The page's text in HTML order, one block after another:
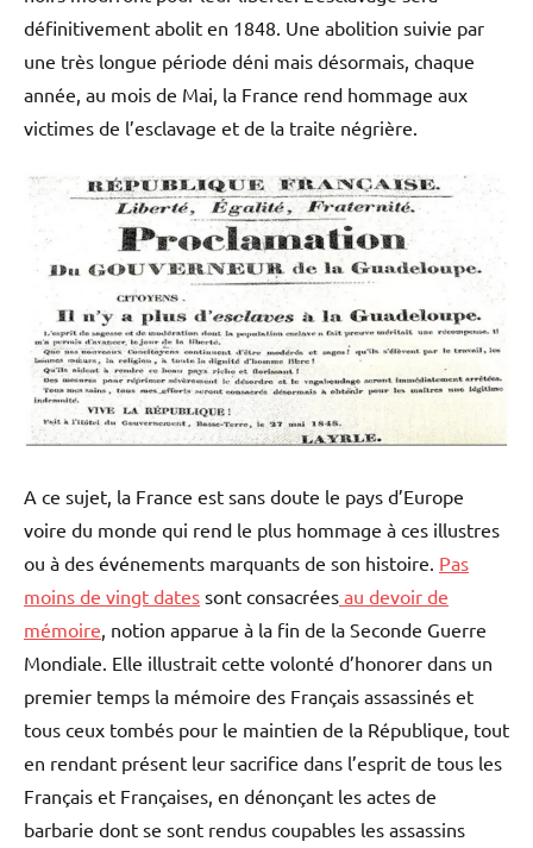
définitivement abolit en 1848. Une abolition suivie par
une très longue période déni mais désormais, chaque
année, au mois de Mai, la France rend hommage aux
victimes de l’esclavage et de la traite négrière.
A ce sujet, la France est sans doute le pays d’Europe
voire du monde qui rend le plus hommage à ces illustres
ou à des événements marquants de son histoire. Pas
moins de vingt dates sont consacrées au devoir de
mémoire , notion apparue à la fin de la Seconde Guerre
Mondiale. Elle illustrait cette volonté d’honorer dans un
premier temps la mémoire des Français assassinés et
tous ceux tombés pour le maintien de la République, tout
en rendant présent leur sacrifice dans l’esprit de tous les
Français et Françaises, en dénonçant les actes de
barbarie dont se sont rendus coupables les assassins